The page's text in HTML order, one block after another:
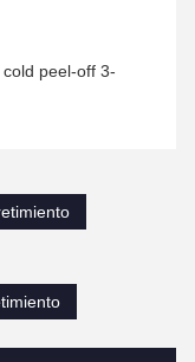
peel-off 3-